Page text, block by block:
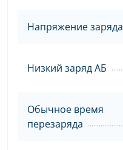
Напряжение заряда
Низкий заряд АБ
Обычное время
перезаряда